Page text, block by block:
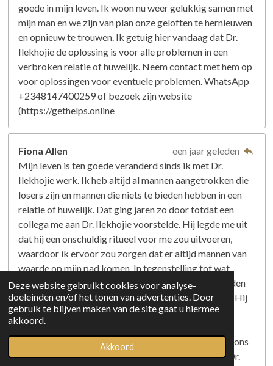
Deze website gebruikt cookies voor analyse-
doeleinden en/of het tonen van advertenties. Door
gebruik te blijven maken van de site gaat u hiermee
akkoord.
Akkoord
goede in mijn leven. Ik woon nu weer gelukkig samen met
mijn man en we zijn van plan onze geloften te hernieuwen
en opnieuw te trouwen. Ik getuig hier vandaag dat Dr.
Ilekhojie de oplossing is voor alle problemen in een
verbroken relatie of huwelijk. Neem contact met hem op
voor oplossingen voor eventuele problemen. WhatsApp
+2348147400259 of bezoek zijn website
(https://gethelps.online
Fiona Allen
een jaar geleden
Mijn leven is ten goede veranderd sinds ik met Dr.
Ilekhojie werk. Ik heb altijd al mannen aangetrokken die
losers zijn en mannen die niets te bieden hebben in een
relatie of huwelijk. Dat ging jaren zo door totdat een
collega me aan Dr. Ilekhojie voorstelde. Hij legde me uit
dat hij een onschuldig ritueel voor me zou uitvoeren,
waardoor ik ervoor zou zorgen dat er altijd mannen van
waarde op mijn pad komen. In tegenstelling tot wat
iedereen zei, was het hebben van een kind niet de reden
dat ik het moeilijk vind om een ​​goede man te vinden. Hij
vertelde me alles wat ik moest doen en voorzien, en
binnen een week ontmoette ik mijn huidige man, een
succesvolle chirurg. Nu, drie maanden later, heeft hij ons
leven veranderd. Ik had veel om uit te kiezen nadat Dr.